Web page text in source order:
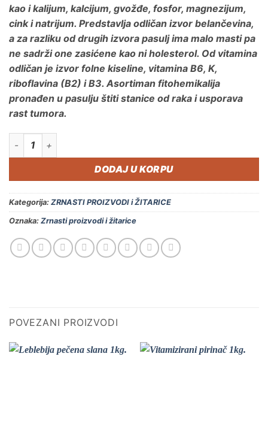
kao i kalijum, kalcijum, gvožđe, fosfor, magnezijum,
cink i natrijum. Predstavlja odličan izvor belančevina,
a za razliku od drugih izvora pasulj ima malo masti pa
ne sadrži one zasićene kao ni holesterol. Od vitamina
odličan je izvor folne kiseline, vitamina B6, K,
riboflavina (B2) i B3. Asortiman fitohemikalija
pronađen u pasulju štiti stanice od raka i usporava
rast tumora.
Šareni pasulj 1kg. količina
DODAJ U KORPU
Kategorija: ZRNASTI PROIZVODI i ŽITARICE
Oznaka: Zrnasti proizvodi i žitarice
POVEZANI PROIZVODI